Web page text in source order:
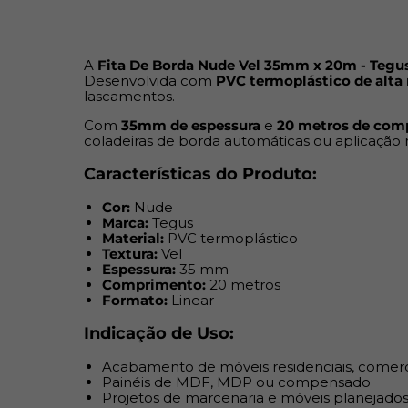
A Fita De Borda Nude Vel 35mm x 20m -
Desenvolvida com PVC termoplástico de alta
lascamentos.
Com 35mm de espessura e 20 metros de
coladeiras de borda automáticas ou aplicação
Características do Produto:
Cor: Nude
Marca: Tegus
Material: PVC termoplástico
Textura: Vel
Espessura: 35 mm
Comprimento: 20 metros
Formato: Linear
Indicação de Uso:
Acabamento de móveis residenciais,
Painéis de MDF, MDP ou compensado
Projetos de marcenaria e móveis planejados